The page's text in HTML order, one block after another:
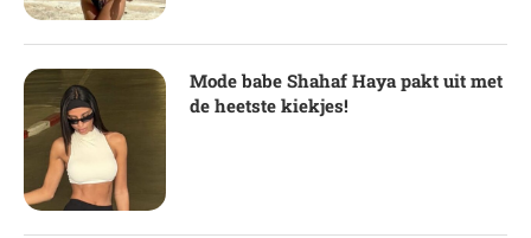
Mode babe Shahaf Haya pakt uit met
de heetste kiekjes!